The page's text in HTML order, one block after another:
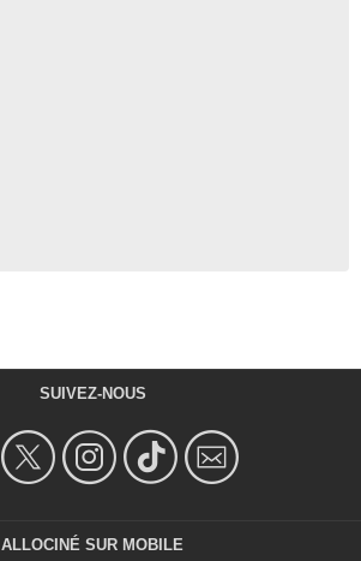
SUIVEZ-NOUS
ALLOCINÉ SUR MOBILE